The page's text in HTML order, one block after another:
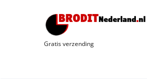
Gratis verzending